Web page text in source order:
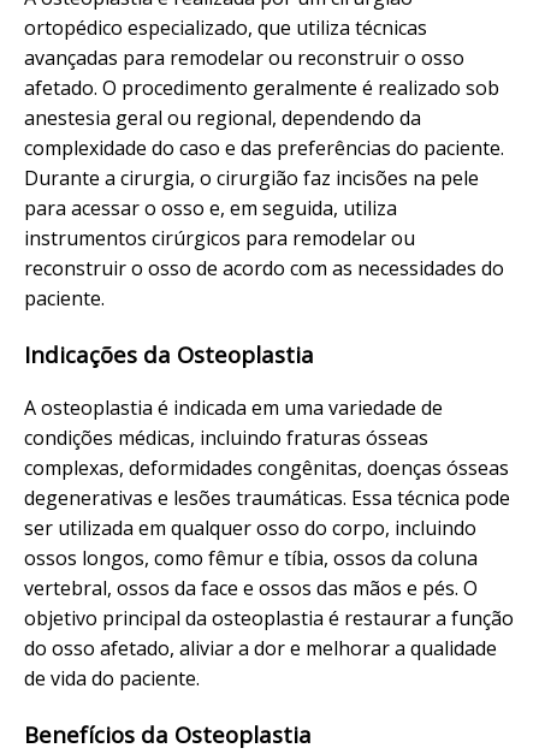
ortopédico especializado, que utiliza técnicas
avançadas para remodelar ou reconstruir o osso
afetado. O procedimento geralmente é realizado sob
anestesia geral ou regional, dependendo da
complexidade do caso e das preferências do paciente.
Durante a cirurgia, o cirurgião faz incisões na pele
para acessar o osso e, em seguida, utiliza
instrumentos cirúrgicos para remodelar ou
reconstruir o osso de acordo com as necessidades do
paciente.
Indicações da Osteoplastia
A osteoplastia é indicada em uma variedade de
condições médicas, incluindo fraturas ósseas
complexas, deformidades congênitas, doenças ósseas
degenerativas e lesões traumáticas. Essa técnica pode
ser utilizada em qualquer osso do corpo, incluindo
ossos longos, como fêmur e tíbia, ossos da coluna
vertebral, ossos da face e ossos das mãos e pés. O
objetivo principal da osteoplastia é restaurar a função
do osso afetado, aliviar a dor e melhorar a qualidade
de vida do paciente.
Benefícios da Osteoplastia